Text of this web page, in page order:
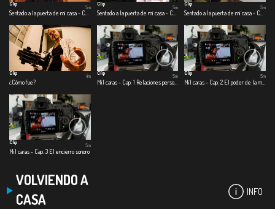
Clip
5m
Clip
Sentado a la puerta de mi casa - Cap. 2 Cosas que son
5m
Clip
5m
Clip
¿Cómo fue?
4m
Clip
Mil caras - Cap. 1 Relaciones personales
5m
Clip
5m
Clip
Mil caras - Cap. 3 El encierro sonoro
5m
VOLVIENDO A
CASA
INFO